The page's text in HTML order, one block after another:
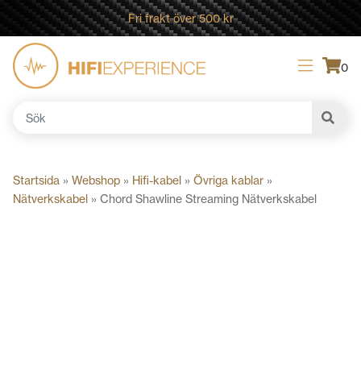
Fri frakt över 500 kr
0
Startsida » Webshop » Hifi-kabel » Övriga kablar »
Nätverkskabel » Chord Shawline Streaming Nätverkskabel